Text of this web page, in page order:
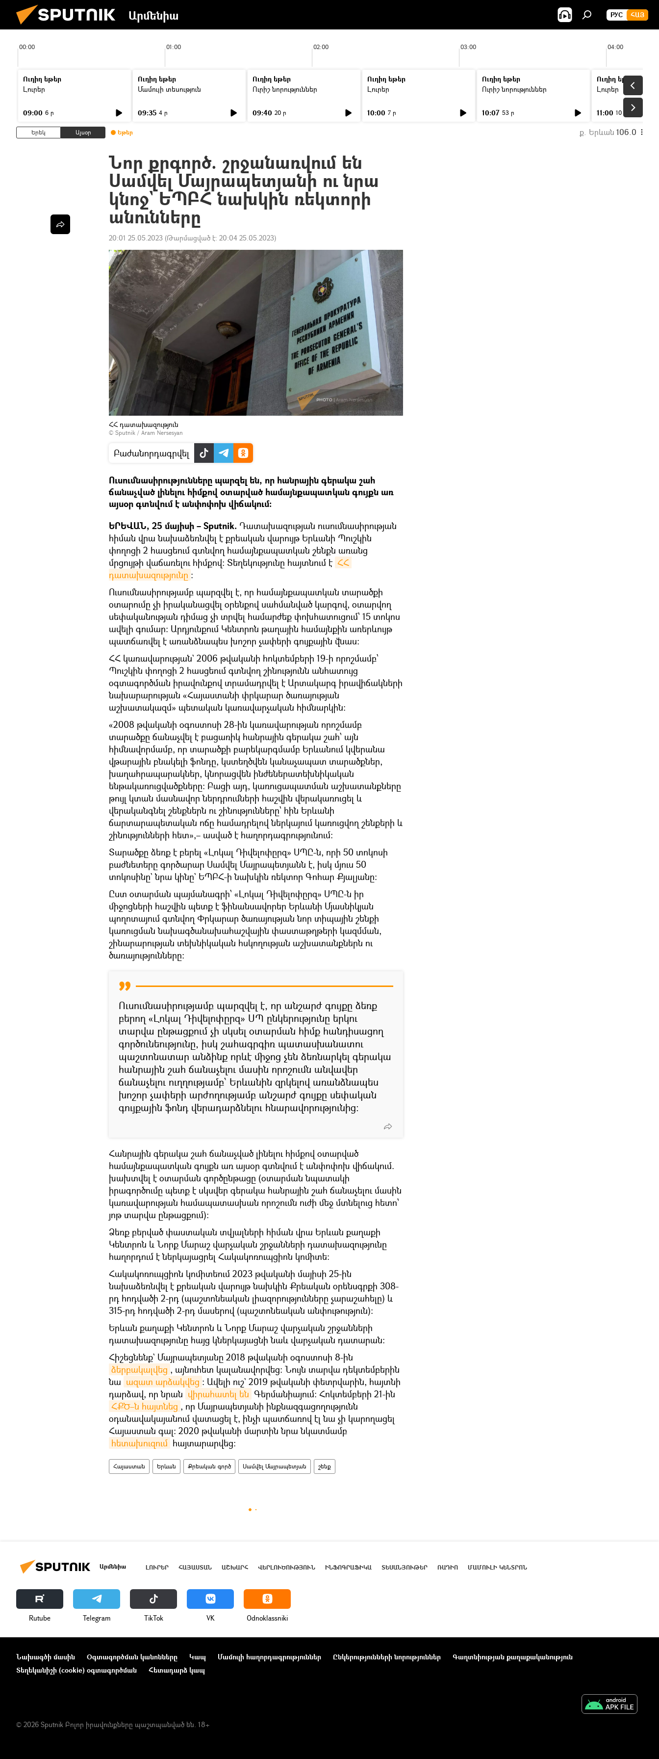
Արմենիա РУС ՀԱՅ
00:00 01:00 02:00 03:00 04:00
Ուղիղ եթեր
Լուրեր
09:00 6 ր
Ուղիղ եթեր
Մամուլի տեսություն
09:35 4 ր
Ուղիղ եթեր
Ուրիշ նորություններ
09:40 20 ր
Ուղիղ եթեր
Լուրեր
10:00 7 ր
Ուղիղ եթեր
Ուրիշ նորություններ
10:07 53 ր
Ուղիղ եթեր
Լուրեր
11:00 10 ր
Երեկ Այսօր Եթեր ք. Երևան 106.0
Նոր քրգործ. շրջանառվում են
Սամվել Մայրապետյանի ու նրա
կնոջ` ԵՊԲՀ նախկին ռեկտորի
անունները
20:01 25.05.2023 (Թարմացված է: 20:04 25.05.2023)
ՀՀ դատախազություն
© Sputnik / Aram Nersesyan
Բաժանորդագրվել
Ուսումնասիրությունները պարզել են, որ հանրային գերակա շահ
ճանաչված լինելու հիմքով օտարված համայնքապատկան գույքն առ
այսօր գտնվում է անփոփոխ վիճակում։
ԵՐԵՎԱՆ, 25 մայիսի – Sputnik. Դատախազության ուսումնասիրության
հիման վրա նախաձեռնվել է քրեական վարույթ Երևանի Պուշկին
փողոցի 2 հասցեում գտնվող համայնքապատկան շենքն առանց
մրցույթի վաճառելու հիմքով։ Տեղեկությունը հայտնում է ՀՀ
դատախազությունը ։
Ուսումնասիրությամբ պարզվել է, որ համայնքապատկան տարածքի
օտարումը չի իրականացվել օրենքով սահմանված կարգով, օտարվող
սեփականության դիմաց չի տրվել համարժեք փոխհատուցում՝ 15 տոկոս
ավելի գումար: Արդյունքում Կենտրոն թաղային համայնքին առերևույթ
պատճառվել է առանձնապես խոշոր չափերի գույքային վնաս:
ՀՀ կառավարության` 2006 թվականի հոկտեմբերի 19-ի որոշմամբ՝
Պուշկին փողոցի 2 հասցեում գտնվող շինությունն անհատույց
օգտագործման իրավունքով տրամադրվել է Արտակարգ իրավիճակների
նախարարության «Հայաստանի փրկարար ծառայության
աշխատակազմ» պետական կառավարչական հիմնարկին։
«2008 թվականի օգոստոսի 28-ին կառավարության որոշմամբ
տարածքը ճանաչվել է բացառիկ հանրային գերակա շահ՝ այն
հիմնավորմամբ, որ տարածքի բարեկարգմամբ Երևանում կվերանա
վթարային բնակելի ֆոնդը, կստեղծվեն կանաչապատ տարածքներ,
խաղահրապարակներ, կնորացվեն ինժեներատեխնիկական
ենթակառուցվածքները: Բացի այդ, կառուցապատման աշխատանքները
թույլ կտան մասնավոր ներդրումների հաշվին վերակառուցել և
վերականգնել շենքներն ու շինությունները՝ հին Երևանի
ճարտարապետական ոճը համադրելով ներկայում կառուցվող շենքերի և
շինությունների հետ»,– ասված է հաղորդագրությունում։
Տարածքը ձեռք է բերել «Լոկալ Դիվելոփըրզ» ՍՊԸ-ն, որի 50 տոկոսի
բաժնետերը գործարար Սամվել Մայրապետյանն է, իսկ մյուս 50
տոկոսինը` նրա կինը` ԵՊԲՀ-ի նախկին ռեկտոր Գոհար Քյալյանը։
Ըստ օտարման պայմանագրի՝ «Լոկալ Դիվելոփըրզ» ՍՊԸ-ն իր
միջոցների հաշվին պետք է ֆինանսավորեր Երևանի Մյասնիկյան
պողոտայում գտնվող Փրկարար ծառայության նոր տիպային շենքի
կառուցման նախագծանախահաշվային փաստաթղթերի կազմման,
շինարարության տեխնիկական հսկողության աշխատանքներն ու
ծառայությունները:
Ուսումնասիրությամբ պարզվել է, որ անշարժ գույքը ձեռք
բերող «Լոկալ Դիվելոփըրզ» ՍՊ ընկերությունը երկու
տարվա ընթացքում չի սկսել օտարման հիմք հանդիսացող
գործունեությունը, իսկ շահագրգիռ պատասխանատու
պաշտոնատար անձինք որևէ միջոց չեն ձեռնարկել գերակա
հանրային շահ ճանաչելու մասին որոշումն անվավեր
ճանաչելու ուղղությամբ՝ Երևանին զրկելով առանձնապես
խոշոր չափերի արժողությամբ անշարժ գույքը սեփական
գույքային ֆոնդ վերադարձնելու հնարավորությունից:
Հանրային գերակա շահ ճանաչված լինելու հիմքով օտարված
համայնքապատկան գույքն առ այսօր գտնվում է անփոփոխ վիճակում.
խախտվել է օտարման գործընթացը (օտարման նպատակի
իրագործումը պետք է սկսվեր գերակա հանրային շահ ճանաչելու մասին
կառավարության համապատասխան որոշումն ուժի մեջ մտնելուց հետո՝
յոթ տարվա ընթացքում):
Ձեռք բերված փաստական տվյալների հիման վրա Երևան քաղաքի
Կենտրոն և Նորք Մարաշ վարչական շրջանների դատախազությունը
հաղորդում է ներկայացրել Հակակոռուպցիոն կոմիտե։
Հակակոռուպցիոն կոմիտեում 2023 թվականի մայիսի 25-ին
նախաձեռնվել է քրեական վարույթ նախկին Քրեական օրենսգրքի 308-
րդ հոդվածի 2-րդ (պաշտոնեական լիազորությունները չարաշահելը) և
315-րդ հոդվածի 2-րդ մասերով (պաշտոնեական անփութություն):
Երևան քաղաքի Կենտրոն և Նորք Մարաշ վարչական շրջանների
դատախազությունը հայց կներկայացնի նաև վարչական դատարան:
Հիշեցնենք` Մայրապետյանը 2018 թվականի օգոստոսի 8-ին
ձերբակալվեց , այնուհետ կալանավորվեց։ Նույն տարվա դեկտեմբերին
նա ազատ արձակվեց ։ Ավելի ուշ` 2019 թվականի փետրվարին, հայտնի
դարձավ, որ նրան վիրահատել են Գերմանիայում։ Հոկտեմբերի 21-ին
ՀՔԾ–ն հայտնեց , որ Մայրապետյանի ինքնազգացողությունն
օդանավակայանում վատացել է, ինչի պատճառով էլ նա չի կարողացել
Հայաստան գալ։ 2020 թվականի մարտին նրա նկատմամբ
հետախուզում հայտարարվեց։
Հայաստան Երևան Քրեական գործ Սամվել Մայրապետյան շենք
Արմենիա ԼՈՒՐԵՐ ՀԱՅԱՍՏԱՆ ԱՇԽԱՐՀ ՎԵՐԼՈՒԾՈՒԹՅՈՒՆ ԻՆՖՈԳՐԱՖԻԿԱ ՏԵՍԱՆՅՈՒԹԵՐ ՌԱԴԻՈ ՄԱՄՈՒԼԻ ԿԵՆՏՐՈՆ
Rutube Telegram ТikТоk VK Odnoklassniki
Նախագծի մասին Օգտագործման կանոնները Կապ Մամուլի հաղորդագրություններ Ընկերությունների նորություններ
Գաղտնիության քաղաքականություն
Տեղեկանիշի (cookie) օգտագործման
Հետադարձ կապ
© 2026 Sputnik Բոլոր իրավունքները պաշտպանված են. 18+